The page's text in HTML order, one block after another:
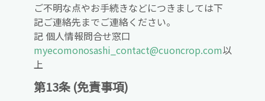
ご不明な点やお手続きなどにつきましては下
記ご連絡先までご連絡ください。
記個人情報問合せ窓口
myecomonosashi_contact@cuoncrop.com以
上
第13条 (免責事項)